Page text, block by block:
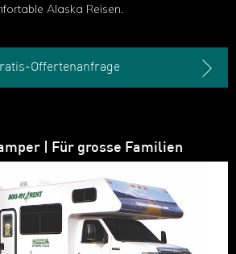
Alaska Reisen.
Offertenanfrage
| Für grosse Familien